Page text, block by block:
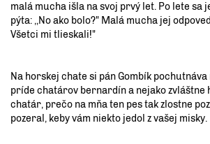
malá mucha išla na svoj prvý let. Po lete sa
pýta: ,,No ako bolo?" Malá mucha jej
Všetci mi tlieskali!"
Na horskej chate si pán Gombík
príde chatárov bernardín a nejako zvláštne
chatár, prečo na mňa ten pes tak zlostne
pozeral, keby vám niekto jedol z vašej misky.